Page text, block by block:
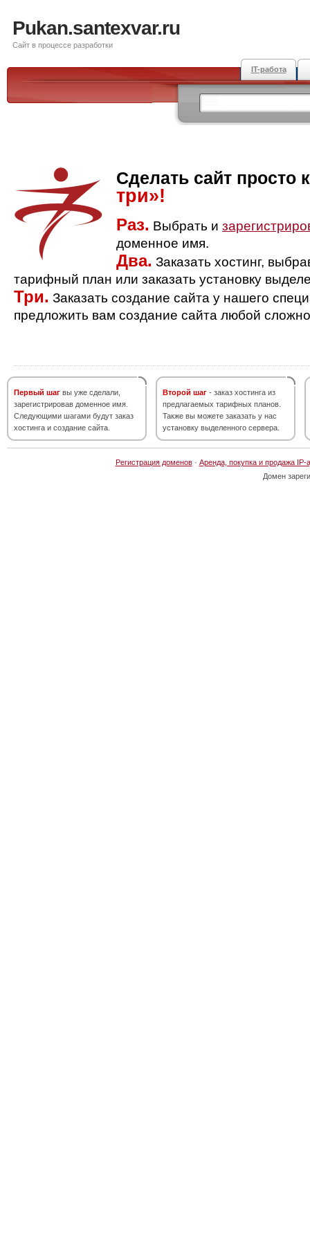
Pukan.santexvar.ru
Сайт в процессе разработки
IT-работа
Сделать сайт просто
три»!
Раз. Выбрать и
доменное имя.
Два. Заказать хостинг,
тарифный план или заказать установку
Три. Заказать создание сайта у нашего
предложить вам создание сайта любой
Первый шаг вы уже сделали,
зарегистрировав доменное имя.
Следующими шагами будут заказ
хостинга и создание сайта.
Второй шаг - заказ хостинга из
предлагаемых тарифных планов.
Также вы можете заказать у нас
установку выделенного сервера.
Регистрация доменов· Аренда, покупка и продажа IP-
Домен